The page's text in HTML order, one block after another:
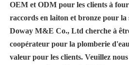
OEM et ODM pour les clients à
raccords en laiton et bronze pour
Doway M&E Co., Ltd cherche à
coopérateur pour la plomberie
valeur pour les clients. Veuillez